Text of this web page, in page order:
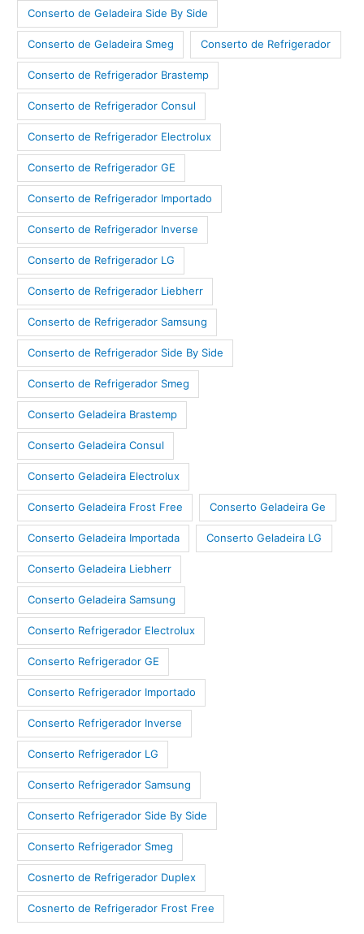
Conserto de Geladeira Side By Side
Conserto de Geladeira Smeg Conserto de Refrigerador
Conserto de Refrigerador Brastemp
Conserto de Refrigerador Consul
Conserto de Refrigerador Electrolux
Conserto de Refrigerador GE
Conserto de Refrigerador Importado
Conserto de Refrigerador Inverse
Conserto de Refrigerador LG
Conserto de Refrigerador Liebherr
Conserto de Refrigerador Samsung
Conserto de Refrigerador Side By Side
Conserto de Refrigerador Smeg
Conserto Geladeira Brastemp
Conserto Geladeira Consul
Conserto Geladeira Electrolux
Conserto Geladeira Frost Free Conserto Geladeira Ge
Conserto Geladeira Importada Conserto Geladeira LG
Conserto Geladeira Liebherr
Conserto Geladeira Samsung
Conserto Refrigerador Electrolux
Conserto Refrigerador GE
Conserto Refrigerador Importado
Conserto Refrigerador Inverse
Conserto Refrigerador LG
Conserto Refrigerador Samsung
Conserto Refrigerador Side By Side
Conserto Refrigerador Smeg
Cosnerto de Refrigerador Duplex
Cosnerto de Refrigerador Frost Free